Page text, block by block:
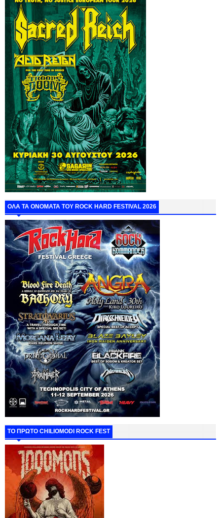
ΟΛΑ ΤΑ ΟΝΟΜΑΤΑ ΤΟΥ ROCK HARD FESTIVAL 2026
ΤΟ ΠΡΩΤΟ CHILIOMODI ROCK FEST